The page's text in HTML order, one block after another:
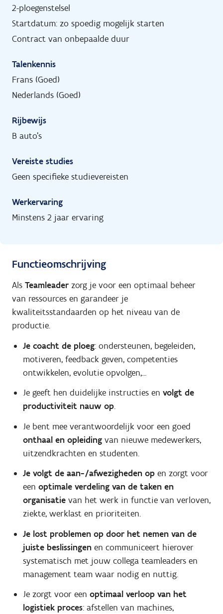
2-ploegenstelsel
Startdatum: zo spoedig mogelijk starten
Contract van onbepaalde duur
Talenkennis
Frans (Goed)
Nederlands (Goed)
Rijbewijs
B auto's
Vereiste studies
Geen specifieke studievereisten
Werkervaring
Minstens 2 jaar ervaring
Functieomschrijving
Als Teamleader zorg je voor een optimaal beheer
van ressources en garandeer je
kwaliteitsstandaarden op het niveau van de
productie.
Je coacht de ploeg: ondersteunen, begeleiden,
motiveren, feedback geven, competenties
ontwikkelen, evolutie opvolgen,...
Je geeft hen duidelijke instructies en volgt de
productiviteit nauw op.
Je bent mee verantwoordelijk voor een goed
onthaal en opleidingvan nieuwe medewerkers,
uitzendkrachten en studenten.
Je volgt de aan-/afwezigheden open zorgt voor
een optimale verdeling van de taken en
organisatievan het werk in functie van verloven,
ziekte, werklast en prioriteiten.
Je lost problemen op door het nemen van de
juiste beslissingenen communiceert hierover
systematisch met jouw collega teamleaders en
management team waar nodig en nuttig.
Je zorgt voor een optimaal verloop van het
logistiek proces: afstellen van machines,